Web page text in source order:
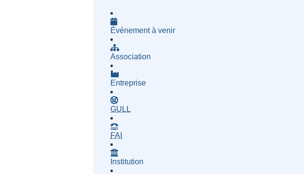
Événement à venir
Association
Entreprise
GULL
FAI
Institution